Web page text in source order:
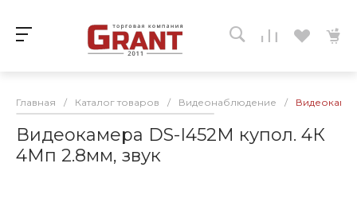
Главная / Каталог товаров / Видеонаблюдение /
Видеокамера DS-I452M купол. 4К
4Мп 2.8мм, звук